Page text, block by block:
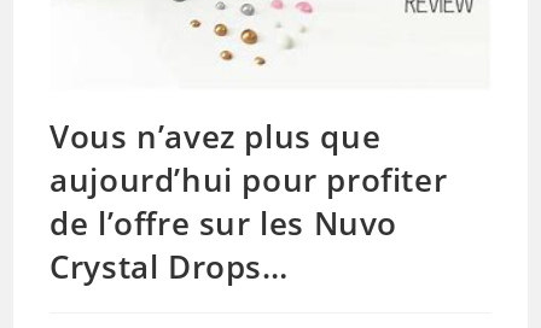
Vous n’avez plus que
aujourd’hui pour profiter
de l’offre sur les Nuvo
Crystal Drops…